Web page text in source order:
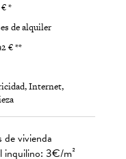
*
de alquiler
€ **
Internet,
vivienda
inquilino: 3€/m²